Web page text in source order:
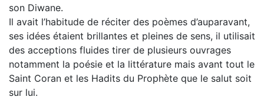
son Diwane.
Il avait l’habitude de réciter des poèmes d’auparavant,
ses idées étaient brillantes et pleines de sens, il utilisait
des acceptions fluides tirer de plusieurs ouvrages
notamment la poésie et la littérature mais avant tout le
Saint Coran et les Hadits du Prophète que le salut soit
sur lui.